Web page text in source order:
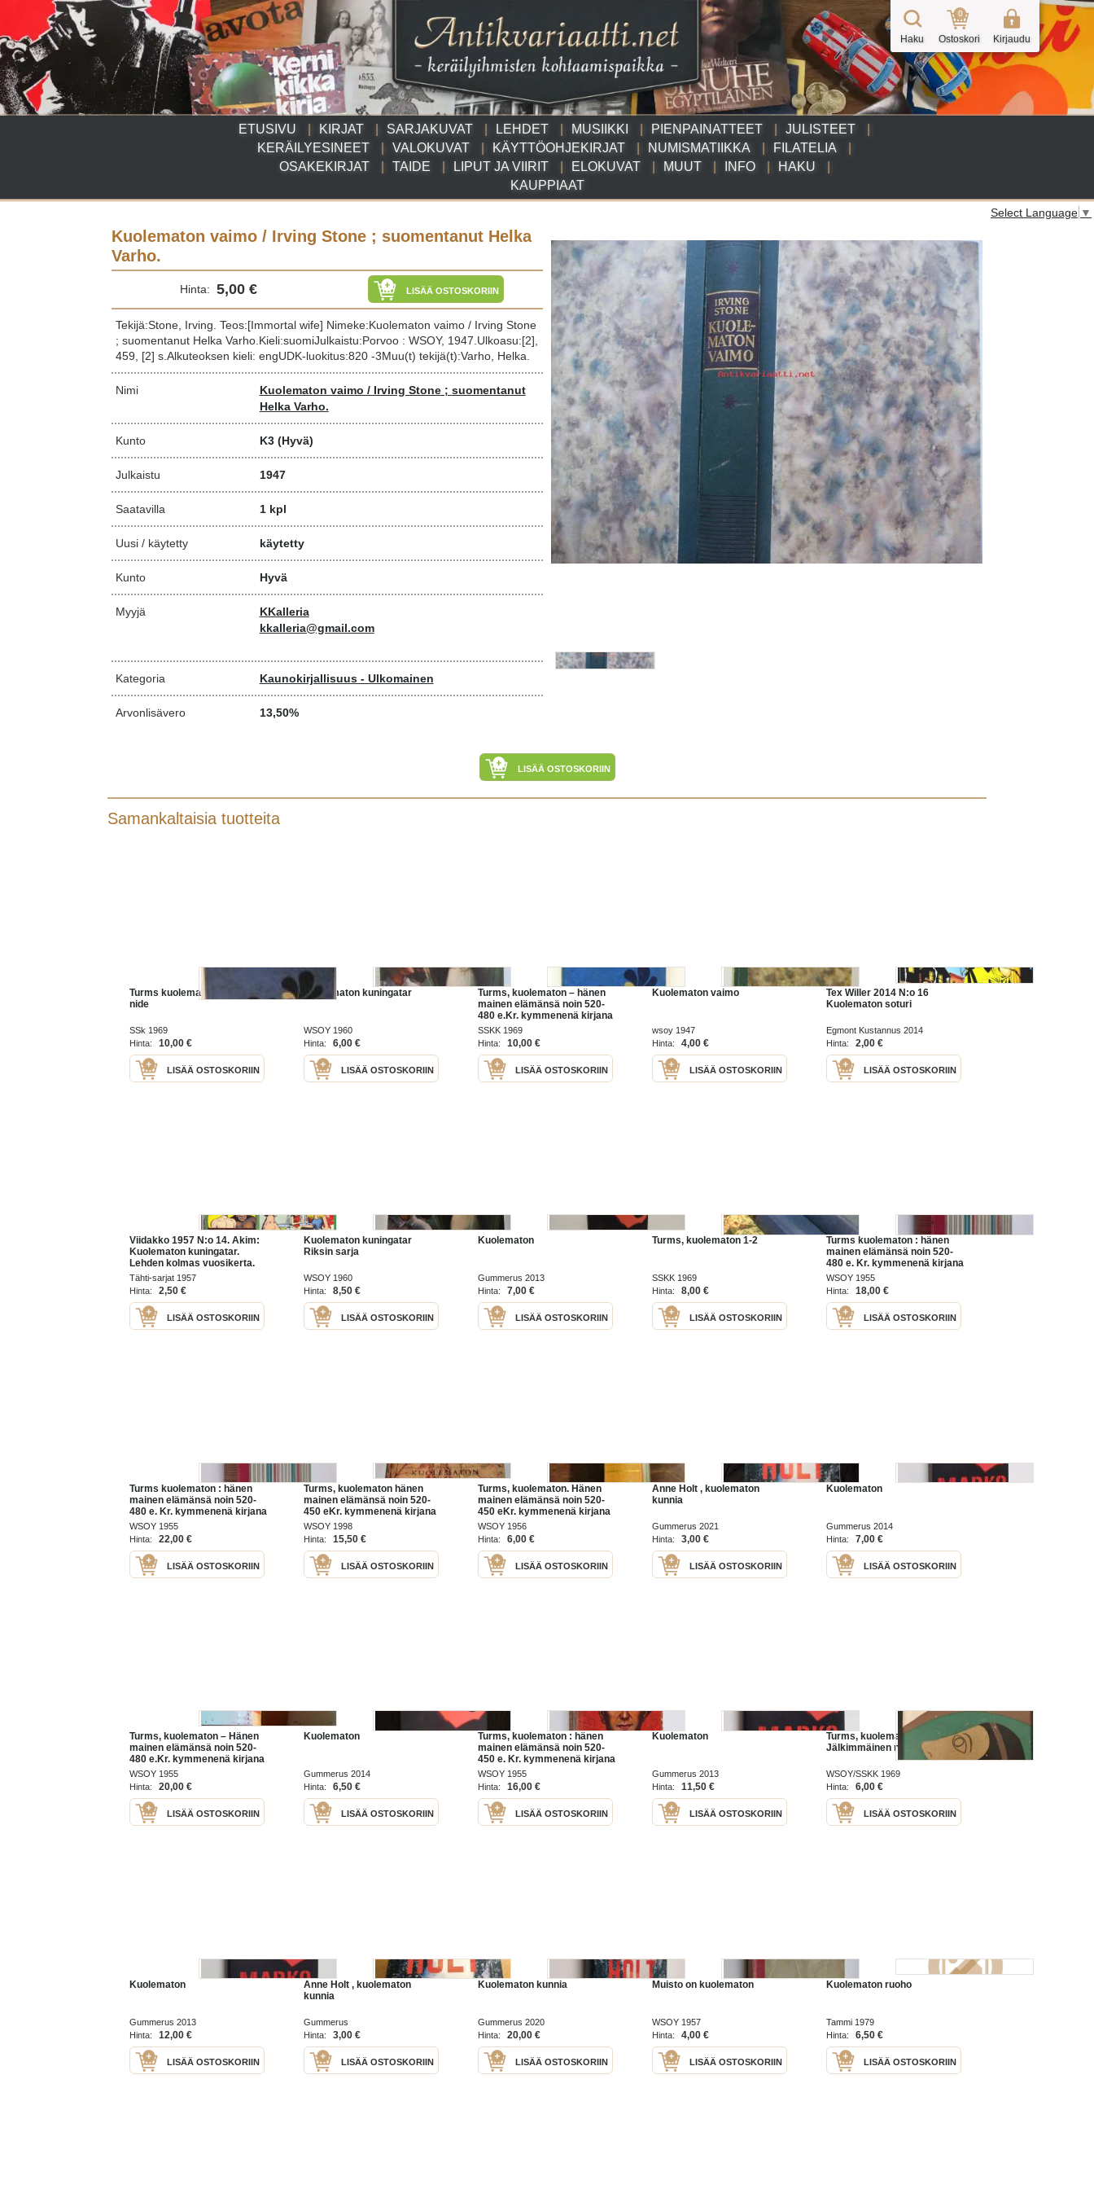
ETUSIVU KIRJAT SARJAKUVAT LEHDET MUSIIKKI PIENPAINATTEET
JULISTEET
KERÄILYESINEET
VALOKUVAT KÄYTTÖOHJEKIRJAT NUMISMATIIKKA
FILATELIA
OSAKEKIRJAT
TAIDE LIPUT JA VIIRIT ELOKUVAT MUUT INFO
HAKU
KAUPPIAAT
Haku
0
Ostoskori Kirjaudu
Select Language ▼
Kuolematon vaimo / Irving Stone ; suomentanut Helka
Varho.
Hinta: 5,00 € LISÄÄ OSTOSKORIIN
Tekijä:Stone, Irving. Teos:[Immortal wife] Nimeke:Kuolematon vaimo / Irving Stone
; suomentanut Helka Varho.Kieli:suomiJulkaistu:Porvoo : WSOY, 1947.Ulkoasu:[2],
459, [2] s.Alkuteoksen kieli: engUDK-luokitus:820 -3Muu(t) tekijä(t):Varho, Helka.
Nimi
Kuolematon vaimo / Irving Stone ; suomentanut
Helka Varho.
Kunto K3 (Hyvä)
Julkaistu 1947
Saatavilla 1 kpl
Uusi / käytetty käytetty
Kunto Hyvä
Myyjä
KKalleria
kkalleria@gmail.com
Kategoria Kaunokirjallisuus - Ulkomainen
Arvonlisävero 13,50%
LISÄÄ OSTOSKORIIN
Samankaltaisia tuotteita
Turms kuolematon edellinen
nide
SSk 1969
Hinta:
10,00 €
LISÄÄ OSTOSKORIIN
Kuolematon kuningatar
WSOY 1960
Hinta:
6,00 €
LISÄÄ OSTOSKORIIN
Turms, kuolematon – hänen
mainen elämänsä noin 520-
480 e.Kr. kymmenenä kirjana
SSKK 1969
Hinta:
10,00 €
LISÄÄ OSTOSKORIIN
Kuolematon vaimo
wsoy 1947
Hinta:
4,00 €
LISÄÄ OSTOSKORIIN
Tex Willer 2014 N:o 16
Kuolematon soturi
Egmont Kustannus 2014
Hinta:
2,00 €
LISÄÄ OSTOSKORIIN
Viidakko 1957 N:o 14. Akim:
Kuolematon kuningatar.
Lehden kolmas vuosikerta.
Tähti-sarjat 1957
Hinta:
2,50 €
LISÄÄ OSTOSKORIIN
Kuolematon kuningatar
Riksin sarja
WSOY 1960
Hinta:
8,50 €
LISÄÄ OSTOSKORIIN
Kuolematon
Gummerus 2013
Hinta:
7,00 €
LISÄÄ OSTOSKORIIN
Turms, kuolematon 1-2
SSKK 1969
Hinta:
8,00 €
LISÄÄ OSTOSKORIIN
Turms kuolematon : hänen
mainen elämänsä noin 520-
480 e. Kr. kymmenenä kirjana
WSOY 1955
Hinta:
18,00 €
LISÄÄ OSTOSKORIIN
Turms kuolematon : hänen
mainen elämänsä noin 520-
480 e. Kr. kymmenenä kirjana
WSOY 1955
Hinta:
22,00 €
LISÄÄ OSTOSKORIIN
Turms, kuolematon hänen
mainen elämänsä noin 520-
450 eKr. kymmenenä kirjana
WSOY 1998
Hinta:
15,50 €
LISÄÄ OSTOSKORIIN
Turms, kuolematon. Hänen
mainen elämänsä noin 520-
450 eKr. kymmenenä kirjana
WSOY 1956
Hinta:
6,00 €
LISÄÄ OSTOSKORIIN
Anne Holt , kuolematon
kunnia
Gummerus 2021
Hinta:
3,00 €
LISÄÄ OSTOSKORIIN
Kuolematon
Gummerus 2014
Hinta:
7,00 €
LISÄÄ OSTOSKORIIN
Turms, kuolematon – Hänen
mainen elämänsä noin 520-
480 e.Kr. kymmenenä kirjana
WSOY 1955
Hinta:
20,00 €
LISÄÄ OSTOSKORIIN
Kuolematon
Gummerus 2014
Hinta:
6,50 €
LISÄÄ OSTOSKORIIN
Turms, kuolematon : hänen
mainen elämänsä noin 520-
450 e. Kr. kymmenenä kirjana
WSOY 1955
Hinta:
16,00 €
LISÄÄ OSTOSKORIIN
Kuolematon
Gummerus 2013
Hinta:
11,50 €
LISÄÄ OSTOSKORIIN
Turms, kuolematon -
Jälkimmäinen nide
WSOY/SSKK 1969
Hinta:
6,00 €
LISÄÄ OSTOSKORIIN
Kuolematon
Gummerus 2013
Hinta:
12,00 €
LISÄÄ OSTOSKORIIN
Anne Holt , kuolematon
kunnia
Gummerus
Hinta:
3,00 €
LISÄÄ OSTOSKORIIN
Kuolematon kunnia
Gummerus 2020
Hinta:
20,00 €
LISÄÄ OSTOSKORIIN
Muisto on kuolematon
WSOY 1957
Hinta:
4,00 €
LISÄÄ OSTOSKORIIN
Kuolematon ruoho
Tammi 1979
Hinta:
6,50 €
LISÄÄ OSTOSKORIIN